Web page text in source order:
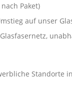
Paket)
auf unser